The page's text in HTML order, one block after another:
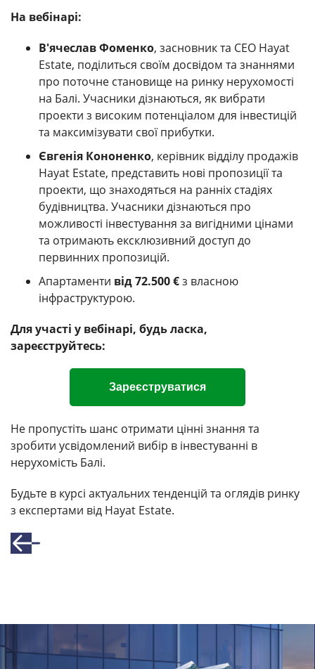
На вебінарі:
В'ячеслав Фоменко, засновник та CEO Hayat
Estate, поділиться своїм досвідом та знаннями
про поточне становище на ринку нерухомості
на Балі. Учасники дізнаються, як вибрати
проекти з високим потенціалом для інвестицій
та максимізувати свої прибутки.
Євгенія Кононенко, керівник відділу продажів
Hayat Estate, представить нові пропозиції та
проекти, що знаходяться на ранніх стадіях
будівництва. Учасники дізнаються про
можливості інвестування за вигідними цінами
та отримають ексклюзивний доступ до
первинних пропозицій.
Апартаменти від 72.500 €з власною
інфраструктурою.
Для участі у вебінарі, будь ласка,
зареєструйтесь:
Зареєструватися
Не пропустіть шанс отримати цінні знання та
зробити усвідомлений вибір в інвестуванні в
нерухомість Балі.
Будьте в курсі актуальних тенденцій та оглядів ринку
з експертами від Hayat Estate.